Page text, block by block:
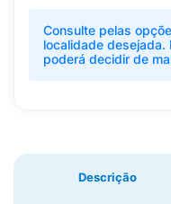
Consulte pelas
localidade
poderá decidir de
Descrição